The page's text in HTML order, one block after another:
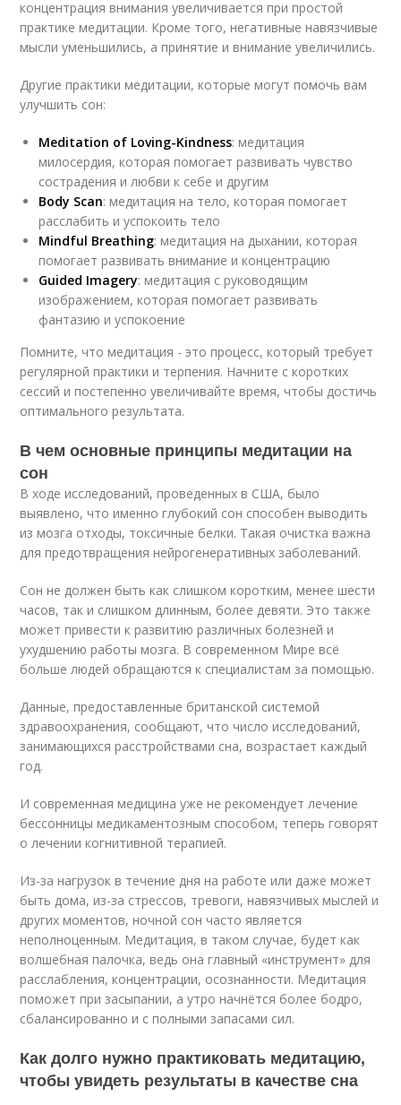
концентрация внимания увеличивается при простой
практике медитации. Кроме того, негативные навязчивые
мысли уменьшились, а принятие и внимание увеличились.
Другие практики медитации, которые могут помочь вам
улучшить сон:
Мeditation of Loving-Kindness: медитация
милосердия, которая помогает развивать чувство
сострадения и любви к себе и другим
Body Scan: медитация на тело, которая помогает
расслабить и успокоить тело
Mindful Breathing: медитация на дыхании, которая
помогает развивать внимание и концентрацию
Guided Imagery: медитация с руководящим
изображением, которая помогает развивать
фантазию и успокоение
Помните, что медитация - это процесс, который требует
регулярной практики и терпения. Начните с коротких
сессий и постепенно увеличивайте время, чтобы достичь
оптимального результата.
В чем основные принципы медитации на
сон
В ходе исследований, проведенных в США, было
выявлено, что именно глубокий сон способен выводить
из мозга отходы, токсичные белки. Такая очистка важна
для предотвращения нейрогенеративных заболеваний.
Сон не должен быть как слишком коротким, менее шести
часов, так и слишком длинным, более девяти. Это также
может привести к развитию различных болезней и
ухудшению работы мозга. В современном Мире всё
больше людей обращаются к специалистам за помощью.
Данные, предоставленные британской системой
здравоохранения, сообщают, что число исследований,
занимающихся расстройствами сна, возрастает каждый
год.
И современная медицина уже не рекомендует лечение
бессонницы медикаментозным способом, теперь говорят
о лечении когнитивной терапией.
Из-за нагрузок в течение дня на работе или даже может
быть дома, из-за стрессов, тревоги, навязчивых мыслей и
других моментов, ночной сон часто является
неполноценным. Медитация, в таком случае, будет как
волшебная палочка, ведь она главный «инструмент» для
расслабления, концентрации, осознанности. Медитация
поможет при засыпании, а утро начнётся более бодро,
сбалансированно и с полными запасами сил.
Как долго нужно практиковать медитацию,
чтобы увидеть результаты в качестве сна